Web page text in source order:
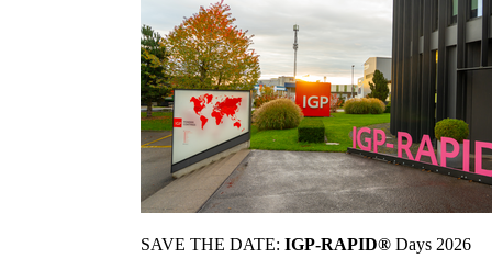
SAVE THE DATE: IGP-RAPID® Days 2026